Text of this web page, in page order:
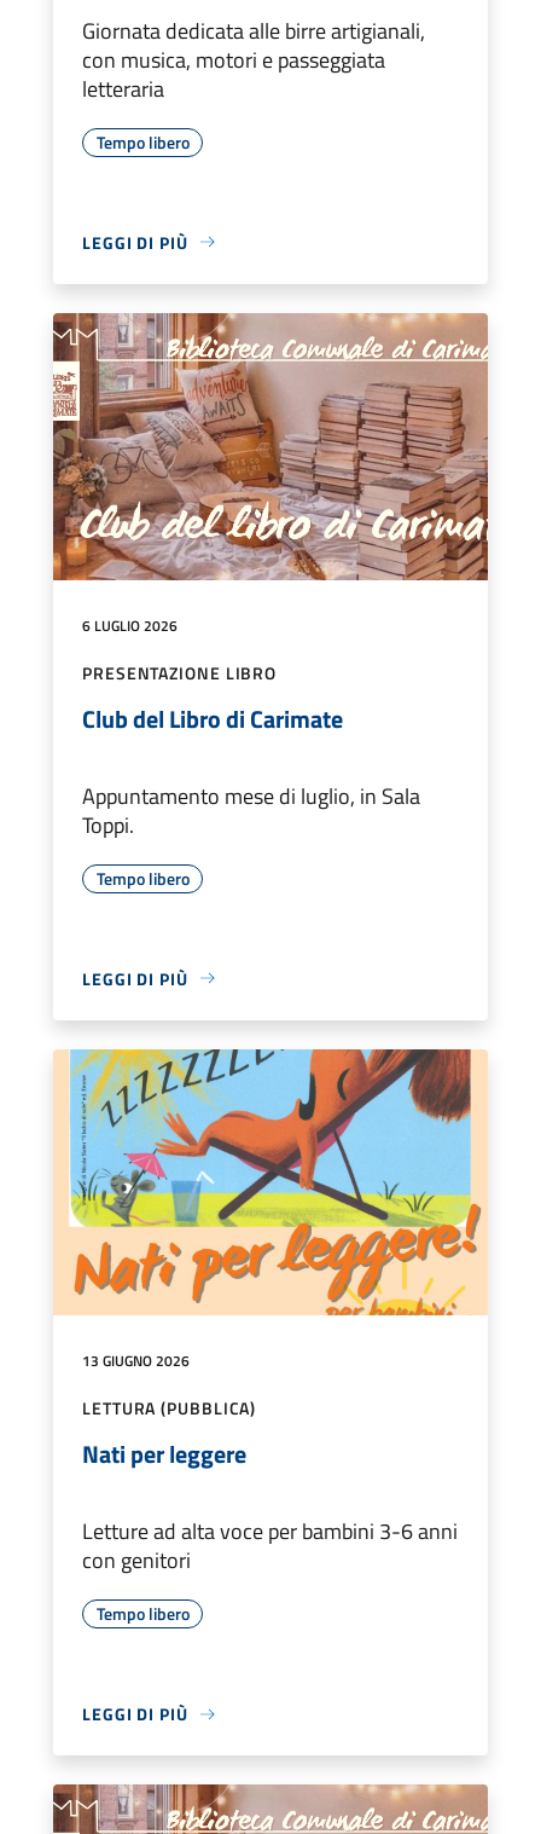
Giornata dedicata alle birre artigianali,
con musica, motori e passeggiata
letteraria
Tempo libero
LEGGI DI PIÙ
6 LUGLIO 2026
PRESENTAZIONE LIBRO
Club del Libro di Carimate
Appuntamento mese di luglio, in Sala
Toppi.
Tempo libero
LEGGI DI PIÙ
13 GIUGNO 2026
LETTURA (PUBBLICA)
Nati per leggere
Letture ad alta voce per bambini 3-6 anni
con genitori
Tempo libero
LEGGI DI PIÙ